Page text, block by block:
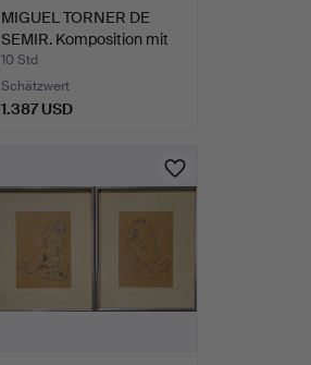
MIGUEL TORNER DE
SEMIR. Komposition mit
Ti…
10 Std
Schätzwert
1.387 USD